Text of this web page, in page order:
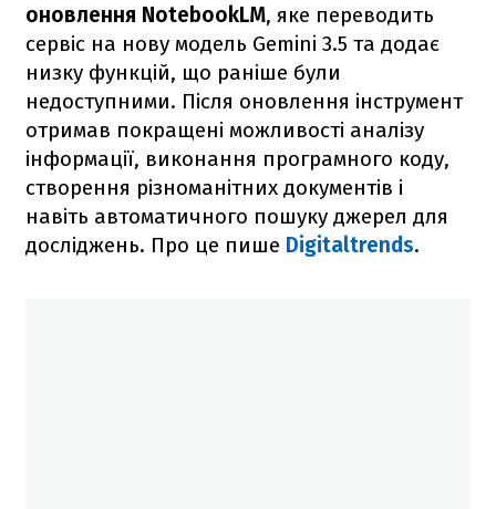
оновлення NotebookLM, яке переводить
сервіс на нову модель Gemini 3.5 та додає
низку функцій, що раніше були
недоступними. Після оновлення інструмент
отримав покращені можливості аналізу
інформації, виконання програмного коду,
створення різноманітних документів і
навіть автоматичного пошуку джерел для
досліджень. Про це пише Digitaltrends.